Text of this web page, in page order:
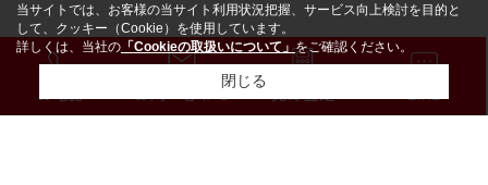
お問い合わせ
当サイトでは、お客様の当サイト利用状況把握、サービス向上検討を目的と
して、クッキー（Cookie）を使用しています。
詳しくは、当社の 「Cookieの取扱いについて」をご確認ください。
閉じる